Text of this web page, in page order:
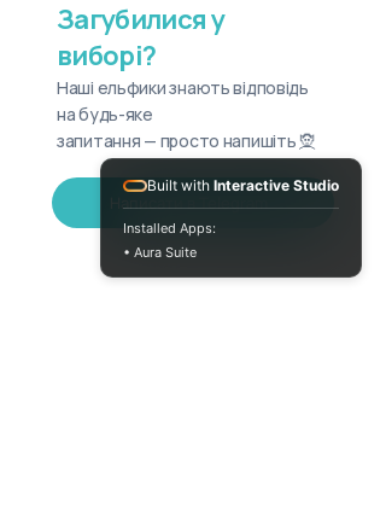
Загубилися у
виборі?
Наші ельфики знають відповідь
на будь-яке
запитання — просто напишіть 🧝
Написати в Telegram
Built with Interactive Studio
Installed Apps:
• Aura Suite